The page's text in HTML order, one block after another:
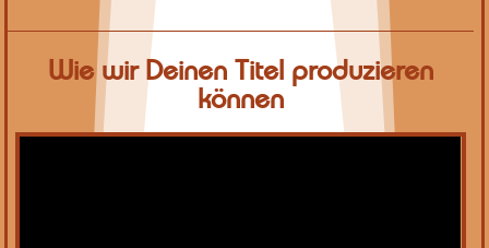
Wie wir Deinen Titel produzieren
können